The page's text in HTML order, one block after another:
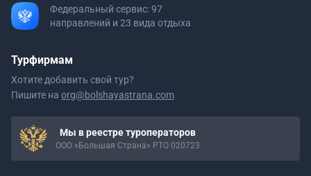
Федеральный сервис: 97
направлений и 23 вида отдыха
Турфирмам
Хотите добавить свой тур?
Пишите на org@bolshayastrana.com
Мы в реестре туроператоров
ООО «Большая Страна» РТО 020723